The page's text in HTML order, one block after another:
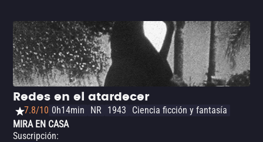
Redes en el atardecer
7.8/10 0h14min NR 1943
Ciencia ficción y fantasía
MIRA EN CASA
Suscripción: